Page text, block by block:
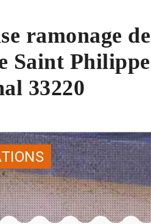
ramonage de
Saint Philippe
33220